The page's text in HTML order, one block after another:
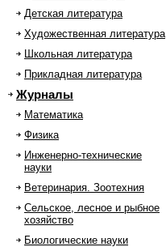
Детская литература
Художественная литература
Школьная литература
Прикладная литература
Журналы
Математика
Физика
Инженерно-технические
науки
Ветеринария. Зоотехния
Сельское, лесное и рыбное
хозяйство
Биологические науки